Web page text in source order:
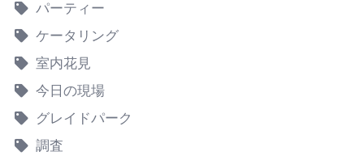
パーティー
ケータリング
室内花見
今日の現場
グレイドパーク
調査